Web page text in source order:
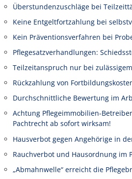
Überstundenzuschläge bei
Keine Entgeltfortzahlung bei
Kein Präventionsverfahren bei
Pflegesatzverhandlungen:
Teilzeitanspruch nur bei
Rückzahlung von
Durchschnittliche Bewertung im
Achtung Pflegeimmobilien-
Pachtrecht ab sofort wirksam!
Hausverbot gegen Angehörige in
Rauchverbot und Hausordnung im
„Abmahnwelle“ erreicht die